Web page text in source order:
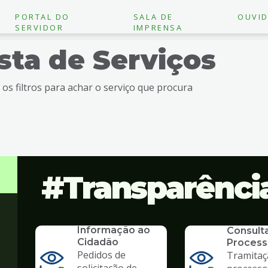
PORTAL DO
SERVIDOR
SALA DE
IMPRENSA
de Serviços
os filtros para achar o serviço que procura
Informação ao
Cidadão
Pedidos de